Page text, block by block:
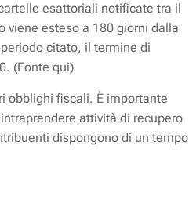
esattoriali notificate tra il
viene esteso a 180 giorni dalla
citato, il termine di
(Fonte qui)
obblighi fiscali. È importante
attività di recupero
dispongono di un tempo